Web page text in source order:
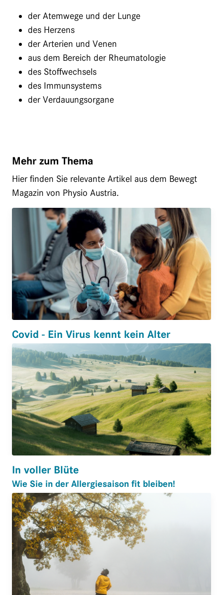
der Atemwege und der Lunge
des Herzens
der Arterien und Venen
aus dem Bereich der Rheumatologie
des Stoffwechsels
des Immunsystems
der Verdauungsorgane
Mehr zum Thema
Hier finden Sie relevante Artikel aus dem Bewegt
Magazin von Physio Austria.
Covid - Ein Virus kennt kein Alter
In voller Blüte
Wie Sie in der Allergiesaison fit bleiben!